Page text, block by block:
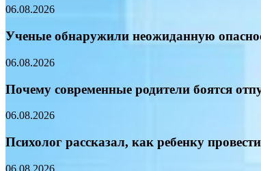
06.08.2026
Ученые обнаружили неожиданную
06.08.2026
Почему современные родители боятся
06.08.2026
Психолог рассказал, как ребенку
06.08.2026